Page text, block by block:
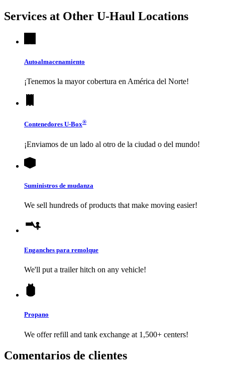
Services at Other U-Haul Locations
Autoalmacenamiento
¡Tenemos la mayor cobertura en América del Norte!
Contenedores U-Box®
¡Enviamos de un lado al otro de la ciudad o del mundo!
Suministros de mudanza
We sell hundreds of products that make moving easier!
Enganches para remolque
We'll put a trailer hitch on any vehicle!
Propano
We offer refill and tank exchange at 1,500+ centers!
Comentarios de clientes